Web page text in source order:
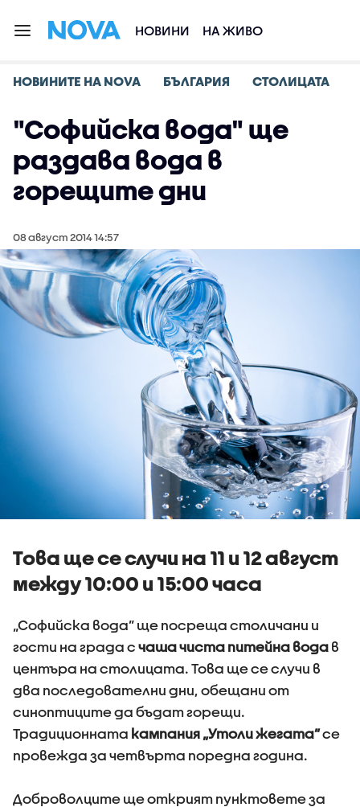
НОВИНИ НА ЖИВО
НОВИНИТЕ НА NOVA БЪЛГАРИЯ СТОЛИЦАТА
"Софийска вода" ще
раздава вода в
горещите дни
08 август 2014 14:57
Това ще се случи на 11 и 12 август
между 10:00 и 15:00 часа
„Софийска вода” ще посреща столичани и
гости на града с чаша чиста питейна вода в
центъра на столицата. Това ще се случи в
два последователни дни, обещани от
синоптиците да бъдат горещи.
Традиционната кампания „Утоли жегата”се
провежда за четвърта поредна година.
Доброволците ще открият пунктовете за